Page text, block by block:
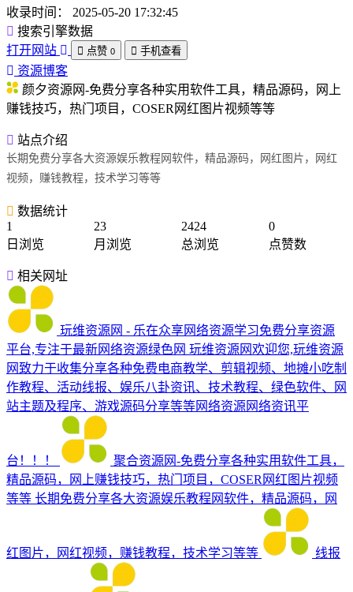
收录时间：
2025-05-20 17:32:45
搜索引擎数据
打开网站
点赞 0 手机查看
资源博客
颜夕资源网-免费分享各种实用软件工具，精品源码，网上
赚钱技巧，热门项目，COSER网红图片视频等等
站点介绍
长期免费分享各大资源娱乐教程网软件，精品源码，网红图片，网红
视频，赚钱教程，技术学习等等
数据统计
1
日浏览
23
月浏览
2424
总浏览
0
点赞数
相关网址
玩维资源网 - 乐在众享网络资源学习免费分享资源
平台,专注于最新网络资源绿色网 玩维资源网欢迎您,玩维资源
网致力于收集分享各种免费电商教学、剪辑视频、地摊小吃制
作教程、活动线报、娱乐八卦资讯、技术教程、绿色软件、网
站主题及程序、游戏源码分享等等网络资源网络资讯平
台！！！
聚合资源网-免费分享各种实用软件工具，
精品源码，网上赚钱技巧，热门项目，COSER网红图片视频
等等 长期免费分享各大资源娱乐教程网软件，精品源码，网
红图片，网红视频，赚钱教程，技术学习等等 线报